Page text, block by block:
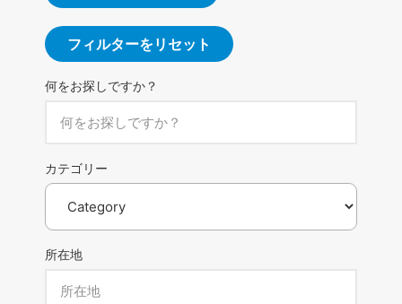
フィルターをリセット
何をお探しですか？
カテゴリー
所在地